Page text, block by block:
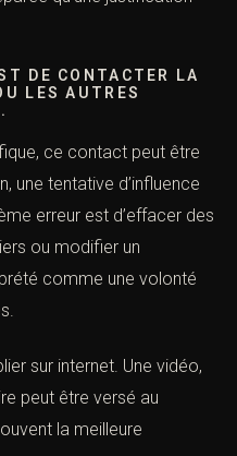
sans avocat. Une
l’explication spontanée
procédure pénale, une
DE CONTACTER LA
ce contact peut être
une tentative d’influence
erreur est d’effacer
ou modifier un